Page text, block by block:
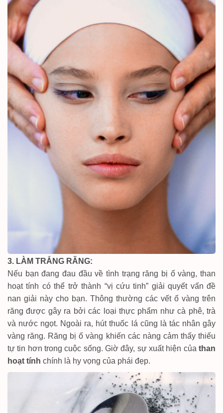
3. LÀM TRẮNG RĂNG:
Nếu bạn đang đau đầu về tình trạng răng bị ố vàng, than
hoạt tính có thể trở thành “vị cứu tinh” giải quyết vấn đề
nan giải này cho bạn. Thông thường các vết ố vàng trên
răng được gây ra bởi các loại thực phẩm như cà phê, trà
và nước ngọt. Ngoài ra, hút thuốc lá cũng là tác nhân gây
vàng răng. Răng bị ố vàng khiến các nàng cảm thấy thiếu
tự tin hơn trong cuộc sống. Giờ đây, sự xuất hiện của than
hoạt tính chính là hy vọng của phái đẹp.